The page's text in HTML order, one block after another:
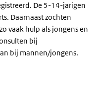
De 5-14-jarigen
Daarnaast zochten
vaak hulp als jongens en
bij
bij mannen/jongens.